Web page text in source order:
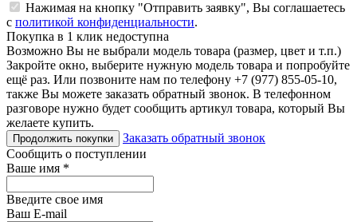
Нажимая на кнопку "Отправить заявку", Вы соглашаетесь
с политикой конфиденциальности.
Покупка в 1 клик недоступна
Возможно Вы не выбрали модель товара (размер, цвет и т.п.)
Закройте окно, выберите нужную модель товара и попробуйте
ещё раз. Или позвоните нам по телефону +7 (977) 855-05-10,
также Вы можете заказать обратный звонок. В телефонном
разговоре нужно будет сообщить артикул товара, который Вы
желаете купить.
Продолжить покупки
Заказать обратный звонок
Сообщить о поступлении
Ваше имя *
Введите свое имя
Ваш E-mail